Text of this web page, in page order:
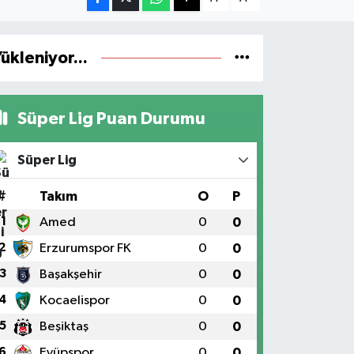
Süper Lig Puan Durumu
Süper Lig
Takım O P
1 Amed 0 0
Erzurumspor FK 0 0
3 Başakşehir 0 0
Kocaelispor 0 0
5 Beşiktaş 0 0